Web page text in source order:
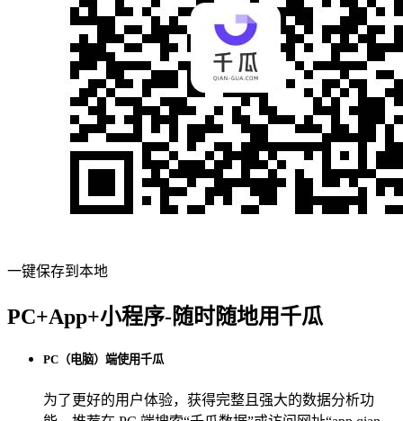
一键保存到本地
PC+App+小程序-随时随地用千瓜
PC（电脑）端使用千瓜
为了更好的用户体验，获得完整且强大的数据分析功